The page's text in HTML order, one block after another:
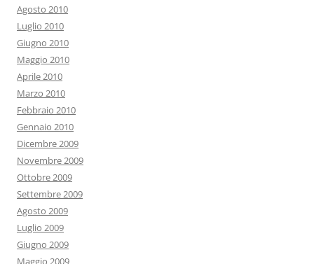
Agosto 2010
Luglio 2010
Giugno 2010
Maggio 2010
Aprile 2010
Marzo 2010
Febbraio 2010
Gennaio 2010
Dicembre 2009
Novembre 2009
Ottobre 2009
Settembre 2009
Agosto 2009
Luglio 2009
Giugno 2009